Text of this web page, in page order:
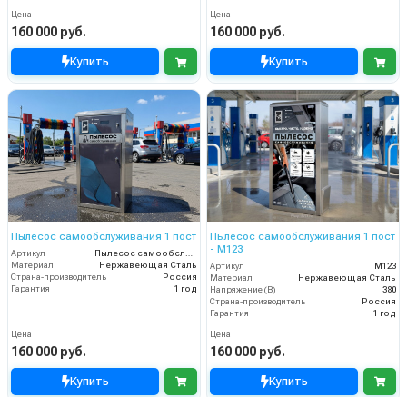
Цена
160 000 руб.
Купить
Цена
160 000 руб.
Купить
Пылесос самообслуживания 1 пост
Артикул
Материал
Нержавеющая Сталь
Страна-производитель
Россия
Гарантия
1 год
Цена
160 000 руб.
Купить
Пылесос самообслуживания 1 пост
- М123
Артикул
М123
Материал
Нержавеющая Сталь
Напряжение (В)
380
Страна-производитель
Россия
Гарантия
1 год
Цена
160 000 руб.
Купить